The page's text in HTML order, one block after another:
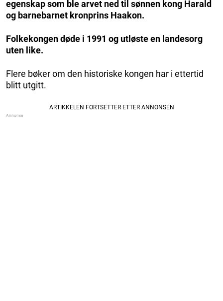
egenskap som ble arvet ned til sønnen kong Harald
og barnebarnet kronprins Haakon.
Folkekongen døde i 1991 og utløste en landesorg
uten like.
Flere bøker om den historiske kongen har i ettertid
blitt utgitt.